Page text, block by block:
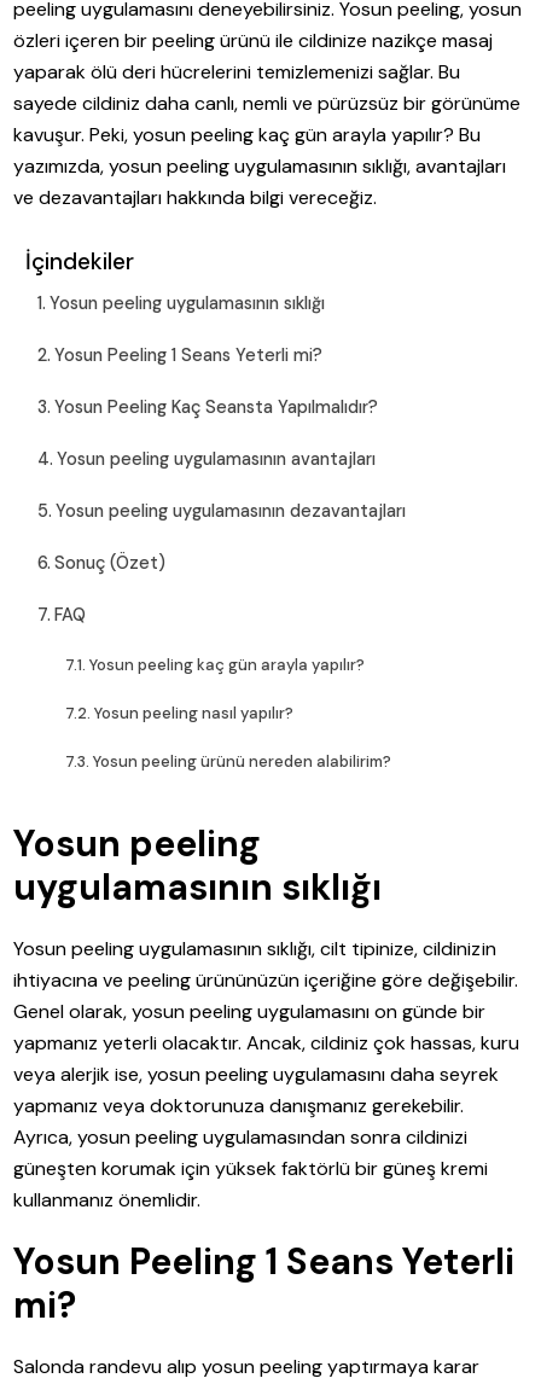
peeling uygulamasını deneyebilirsiniz. Yosun peeling, yosun
özleri içeren bir peeling ürünü ile cildinize nazikçe masaj
yaparak ölü deri hücrelerini temizlemenizi sağlar. Bu
sayede cildiniz daha canlı, nemli ve pürüzsüz bir görünüme
kavuşur. Peki, yosun peeling kaç gün arayla yapılır? Bu
yazımızda, yosun peeling uygulamasının sıklığı, avantajları
ve dezavantajları hakkında bilgi vereceğiz.
İçindekiler
Yosun peeling uygulamasının sıklığı
Yosun Peeling 1 Seans Yeterli mi?
Yosun Peeling Kaç Seansta Yapılmalıdır?
Yosun peeling uygulamasının avantajları
Yosun peeling uygulamasının dezavantajları
Sonuç (Özet)
FAQ
Yosun peeling kaç gün arayla yapılır?
Yosun peeling nasıl yapılır?
Yosun peeling ürünü nereden alabilirim?
Yosun peeling
uygulamasının sıklığı
Yosun peeling uygulamasının sıklığı, cilt tipinize, cildinizin
ihtiyacına ve peeling ürününüzün içeriğine göre değişebilir.
Genel olarak, yosun peeling uygulamasını on günde bir
yapmanız yeterli olacaktır. Ancak, cildiniz çok hassas, kuru
veya alerjik ise, yosun peeling uygulamasını daha seyrek
yapmanız veya doktorunuza danışmanız gerekebilir.
Ayrıca, yosun peeling uygulamasından sonra cildinizi
güneşten korumak için yüksek faktörlü bir güneş kremi
kullanmanız önemlidir.
Yosun Peeling 1 Seans Yeterli
mi?
Salonda randevu alıp yosun peeling yaptırmaya karar